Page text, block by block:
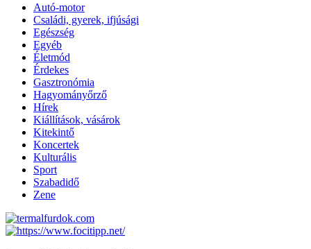
Autó-motor
Családi, gyerek, ifjúsági
Egészség
Egyéb
Életmód
Érdekes
Gasztronómia
Hagyományőrző
Hírek
Kiállítások, vásárok
Kitekintő
Koncertek
Kulturális
Sport
Szabadidő
Zene